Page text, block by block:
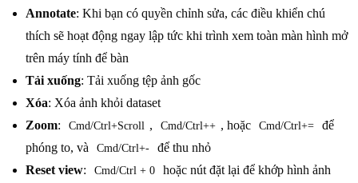
Annotate: Khi bạn có quyền chỉnh sửa, các điều khiển chú
thích sẽ hoạt động ngay lập tức khi trình xem toàn màn hình mở
trên máy tính để bàn
Tải xuống: Tải xuống tệp ảnh gốc
Xóa: Xóa ảnh khỏi dataset
Zoom: Cmd/Ctrl+Scroll , Cmd/Ctrl++ , hoặc Cmd/Ctrl+=
để
phóng to, và
Cmd/Ctrl+-
để thu nhỏ
Reset view: Cmd/Ctrl + 0
hoặc nút đặt lại để khớp hình ảnh